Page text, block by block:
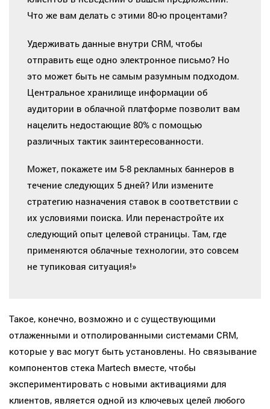
Что же вам делать с этими 80-ю процентами?
Удерживать данные внутри CRM, чтобы
отправить еще одно электронное письмо? Но
это может быть не самым разумным подходом.
Центральное хранилище информации об
аудитории в облачной платформе позволит вам
нацелить недостающие 80% с помощью
различных тактик заинтересованности.
Может, покажете им 5-8 рекламных баннеров в
течение следующих 5 дней? Или измените
стратегию назначения ставок в соответствии с
их условиями поиска. Или перенастройте их
следующий опыт целевой страницы. Там, где
применяются облачные технологии, это совсем
не тупиковая ситуация!»
Такое, конечно, возможно и с существующими
отлаженными и отполированными системами CRM,
которые у вас могут быть установлены. Но связывание
компонентов стека Martech вместе, чтобы
экспериментировать с новыми активациями для
клиентов, является одной из ключевых целей любого